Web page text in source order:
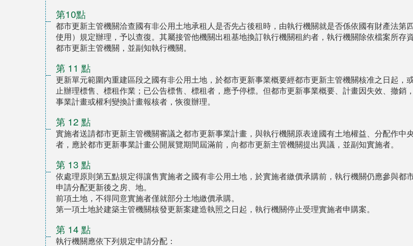
第10點
都市更新主管機關洽查國有非公用土地承租人是否先占後租時，由執行機關就是否係依國有財產法
使用）規定辦理，予以查復。其屬接管他機關出租基地換訂執行機關租約者，執行機關除依檔案所
都市更新主管機關，並副知執行機關。
第 11 點
更新單元範圍內重建區段之國有非公用土地，於都市更新事業概要經都市更新主管機關核准之日起
止辦理標售、標租作業；已公告標售、標租者，應予停標。但都市更新事業概要、計畫因失效、撤
事業計畫或權利變換計畫報核者，恢復辦理。
第 12 點
實施者送請都市更新主管機關審議之都市更新事業計畫，與執行機關原表達國有土地權益、分配作
者，應於都市更新事業計畫公開展覽期間屆滿前，向都市更新主管機關提出異議，並副知實施者。
第 13 點
依處理原則第五點規定得讓售實施者之國有非公用土地，於實施者繳價承購前，執行機關仍應參與
申請分配更新後之房、地。
前項土地，不得同意實施者僅就部分土地繳價承購。
第一項土地於建築主管機關核發更新案建造執照之日起，執行機關停止受理實施者申購案。
第 14 點
執行機關應依下列規定申請分配：